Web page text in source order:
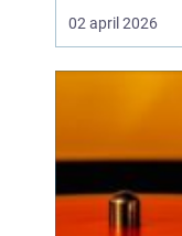
butiken en
verkstad, en
02 april 2026